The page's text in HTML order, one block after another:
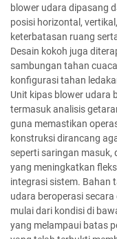
blower udara dipasang
posisi horizontal,
keterbatasan ruang
Desain kokoh juga
sambungan tahan
konfigurasi tahan
Unit kipas blower udara
termasuk analisis
guna memastikan
konstruksi dirancang
seperti saringan masuk,
yang meningkatkan
integrasi sistem. Bahan
udara beroperasi
mulai dari kondisi di
yang melampaui batas